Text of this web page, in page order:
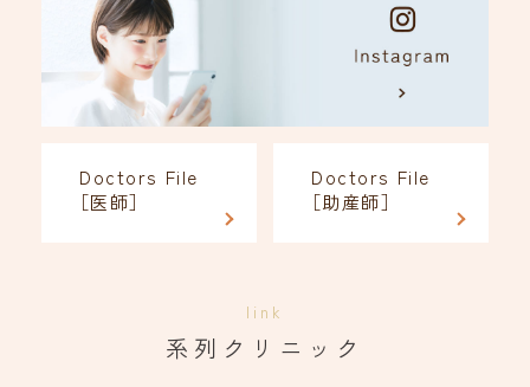
Doctors File
［医師］
Doctors File
［助産師］
link
系列クリニック